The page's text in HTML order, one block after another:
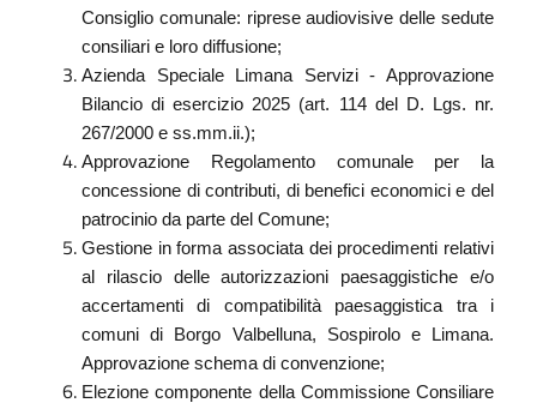
Consiglio comunale: riprese audiovisive delle sedute
consiliari e loro diffusione;
Azienda Speciale Limana Servizi - Approvazione
Bilancio di esercizio 2025 (art. 114 del D. Lgs. nr.
267/2000 e ss.mm.ii.);
Approvazione Regolamento comunale per la
concessione di contributi, di benefici economici e del
patrocinio da parte del Comune;
Gestione in forma associata dei procedimenti relativi
al rilascio delle autorizzazioni paesaggistiche e/o
accertamenti di compatibilità paesaggistica tra i
comuni di Borgo Valbelluna, Sospirolo e Limana.
Approvazione schema di convenzione;
Elezione componente della Commissione Consiliare